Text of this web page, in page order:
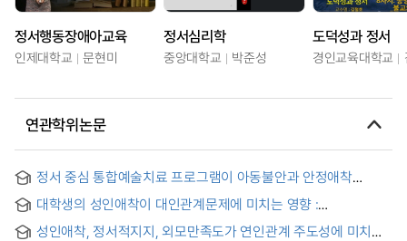
정서행동장애아교육
인제대학교 문현미
정서심리학
중앙대학교 박준성
도덕성과 정서
경인교육대학교
연관학위논문
정서 중심 통합예술치료 프로그램이 아동불안과 안정애착
Integrated Arts Therapy Program on Children’s Anxiety
and Secure Attachment Reactivity
대학생의 성인애착이 대인관계문제에 미치는 영향 :
성인애착, 정서적지지, 외모만족도가 연인관계 주도성에 미치는